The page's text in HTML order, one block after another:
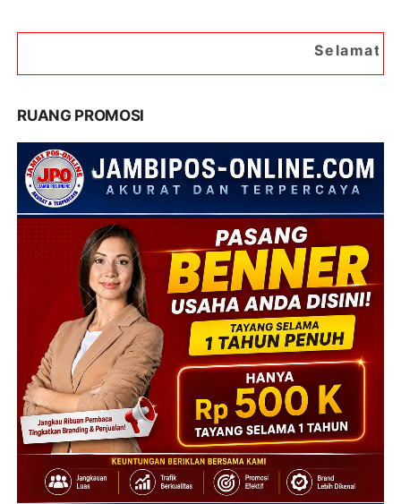
Selamat Datang di
RUANG PROMOSI